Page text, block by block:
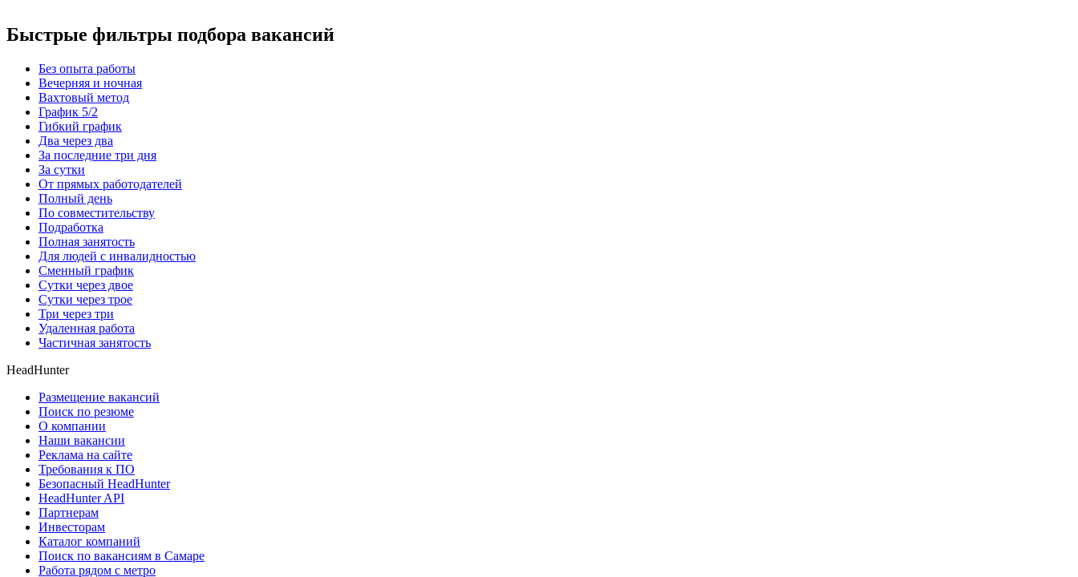
Быстрые фильтры подбора вакансий
Без опыта работы
Вечерняя и ночная
Вахтовый метод
График 5/2
Гибкий график
Два через два
За последние три дня
За сутки
От прямых работодателей
Полный день
По совместительству
Подработка
Полная занятость
Для людей с инвалидностью
Сменный график
Сутки через двое
Сутки через трое
Три через три
Удаленная работа
Частичная занятость
HeadHunter
Размещение вакансий
Поиск по резюме
О компании
Наши вакансии
Реклама на сайте
Требования к ПО
Безопасный HeadHunter
HeadHunter API
Партнерам
Инвесторам
Каталог компаний
Поиск по вакансиям в Самаре
Работа рядом с метро